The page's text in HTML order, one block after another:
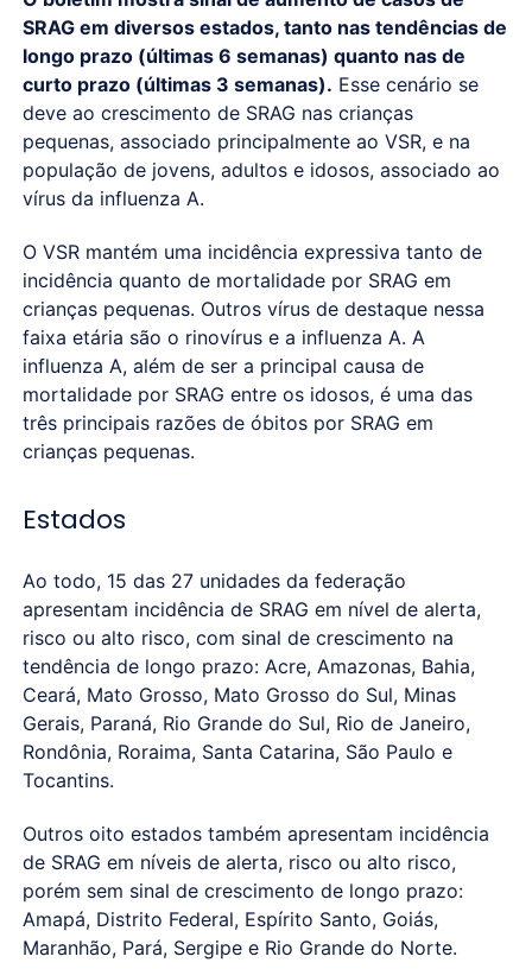
SRAG em diversos estados, tanto nas tendências de
longo prazo (últimas 6 semanas) quanto nas de
curto prazo (últimas 3 semanas). Esse cenário se
deve ao crescimento de SRAG nas crianças
pequenas, associado principalmente ao VSR, e na
população de jovens, adultos e idosos, associado ao
vírus da influenza A.
O VSR mantém uma incidência expressiva tanto de
incidência quanto de mortalidade por SRAG em
crianças pequenas. Outros vírus de destaque nessa
faixa etária são o rinovírus e a influenza A. A
influenza A, além de ser a principal causa de
mortalidade por SRAG entre os idosos, é uma das
três principais razões de óbitos por SRAG em
crianças pequenas.
Estados
Ao todo, 15 das 27 unidades da federação
apresentam incidência de SRAG em nível de alerta,
risco ou alto risco, com sinal de crescimento na
tendência de longo prazo: Acre, Amazonas, Bahia,
Ceará, Mato Grosso, Mato Grosso do Sul, Minas
Gerais, Paraná, Rio Grande do Sul, Rio de Janeiro,
Rondônia, Roraima, Santa Catarina, São Paulo e
Tocantins.
Outros oito estados também apresentam incidência
de SRAG em níveis de alerta, risco ou alto risco,
porém sem sinal de crescimento de longo prazo:
Amapá, Distrito Federal, Espírito Santo, Goiás,
Maranhão, Pará, Sergipe e Rio Grande do Norte.